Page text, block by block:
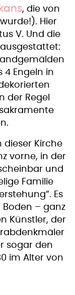
, die von
Hier
V. Und die
4 Engeln in
der Regel
dieser Kirche
vorne, in der
und
Familie
Es
– ganz
Künstler, der
sogar den
im Alter von